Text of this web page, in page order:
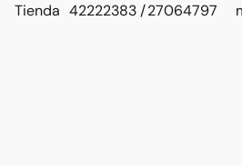
Tienda 42222383 / 27064797